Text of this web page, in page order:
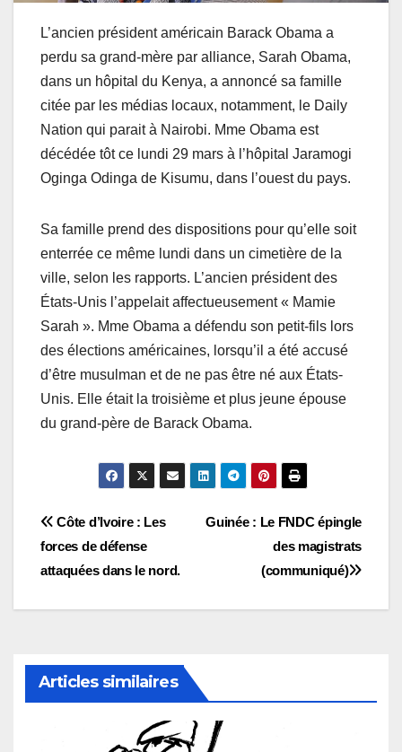
L’ancien président américain Barack Obama a
perdu sa grand-mère par alliance, Sarah Obama,
dans un hôpital du Kenya, a annoncé sa famille
citée par les médias locaux, notamment, le Daily
Nation qui parait à Nairobi. Mme Obama est
décédée tôt ce lundi 29 mars à l’hôpital Jaramogi
Oginga Odinga de Kisumu, dans l’ouest du pays.
Sa famille prend des dispositions pour qu’elle soit
enterrée ce même lundi dans un cimetière de la
ville, selon les rapports. L’ancien président des
États-Unis l’appelait affectueusement « Mamie
Sarah ». Mme Obama a défendu son petit-fils lors
des élections américaines, lorsqu’il a été accusé
d’être musulman et de ne pas être né aux États-
Unis. Elle était la troisième et plus jeune épouse
du grand-père de Barack Obama.
Navigation
de
l’article
Guinée : Le FNDC épingle
des magistrats
(communiqué)
Côte d’Ivoire : Les
forces de défense
attaquées dans le nord.
Articles similaires